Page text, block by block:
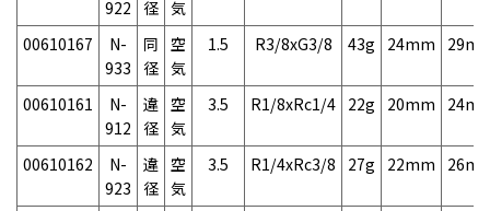
922 径 気
00610167
N-
933
同
径
空
気
1.5 R3/8xG3/8 43g 24mm
00610161
N-
912
違
径
空
気
3.5 R1/8xRc1/4 22g 20mm
00610162
N-
923
違
径
空
気
3.5 R1/4xRc3/8 27g 22mm